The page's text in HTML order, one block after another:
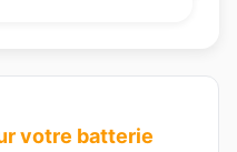
votre batterie